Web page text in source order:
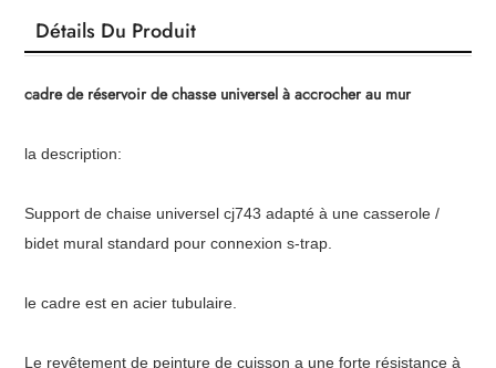
Détails Du Produit
cadre de réservoir de chasse universel à accrocher au mur
la description:
Support de chaise universel cj743 adapté à une casserole /
bidet mural standard pour connexion s-trap.
le cadre est en acier tubulaire.
Le revêtement de peinture de cuisson a une forte résistance à